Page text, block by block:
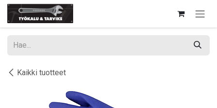
Siirry sisältöön
Kaikki tuotteet